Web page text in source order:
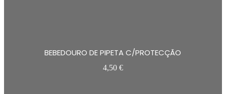
BEBEDOURO DE PIPETA C/PROTECÇÃO
4,50 €